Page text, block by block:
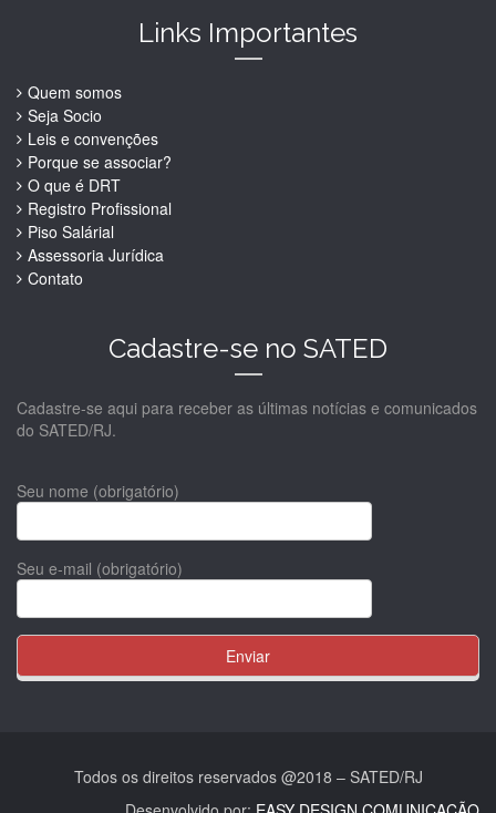
Links Importantes
Quem somos
Seja Socio
Leis e convenções
Porque se associar?
O que é DRT
Registro Profissional
Piso Salárial
Assessoria Jurídica
Contato
Cadastre-se no SATED
Cadastre-se aqui para receber as últimas notícias e comunicados
do SATED/RJ.
Seu nome (obrigatório)
Seu e-mail (obrigatório)
Todos os direitos reservados @2018 – SATED/RJ